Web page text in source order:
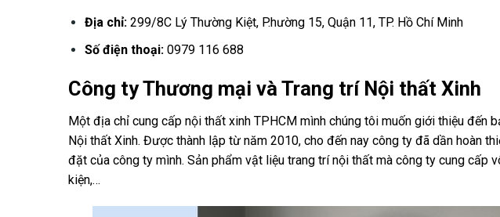
Địa chỉ:299/8C Lý Thường Kiệt, P.hường 15, Quận 11, TP. Hồ Chí Minh
Số điện thoại:0979 116 688
Công ty Thương mại và Trang trí Nội thất Xinh
Một địa chỉ cung cấp nội thất xinh TPHCM mình chúng tôi muốn giới thiệu đến
Nội thất Xinh. Được thành lập từ năm 2010, cho đến nay công ty đã dần hoàn
đặt của công ty mình. Sản phẩm vật liệu trang trí nội thất mà công ty cung cấp
kiện,…